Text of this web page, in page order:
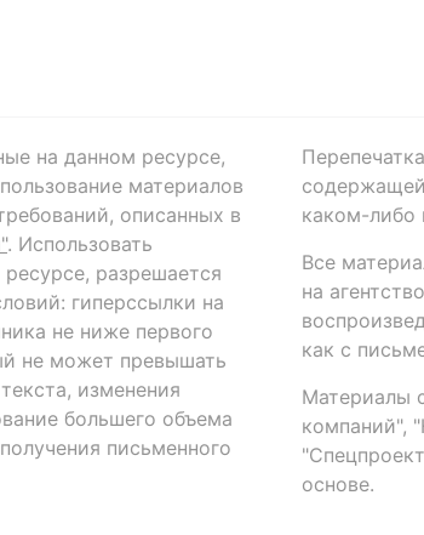
на данном ресурсе,
материалов
описанных в
. Использовать
разрешается
гиперссылки на
не ниже первого
не может превышать
изменения
большего объема
письменного
содержащей
каком-либо
Все
на
как с
Материалы
компаний",
основе.